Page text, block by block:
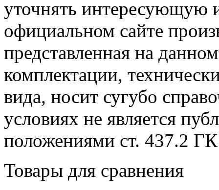
уточнять интересующую
официальном сайте
представленная на
комплектации,
вида, носит сугубо
условиях не является
положениями cт. 437.2
Товары для сравнения